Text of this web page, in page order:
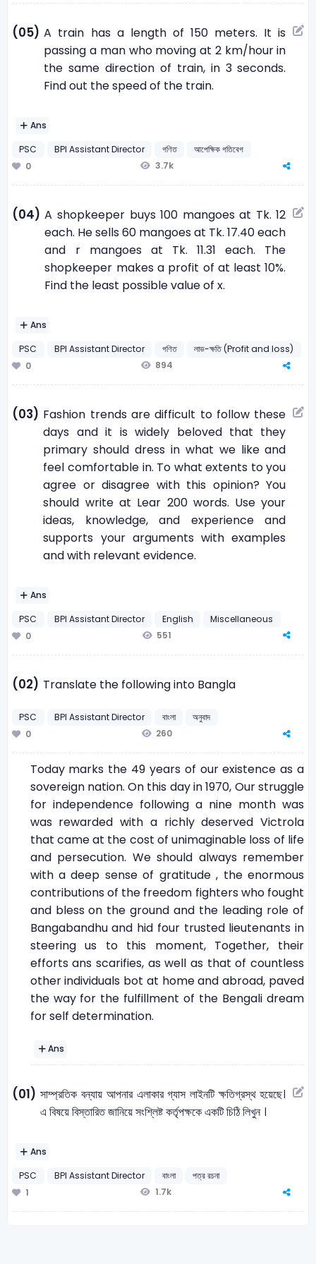
(05) A train has a length of 150 meters. It is
passing a man who moving at 2 km/hour in
the same direction of train, in 3 seconds.
Find out the speed of the train.
Ans
PSC
BPI Assistant Director গণিত
আপেক্ষিক গতিবেগ
0
3.7k
(04) A shopkeeper buys 100 mangoes at Tk. 12
each. He sells 60 mangoes at Tk. 17.40 each
and r mangoes at Tk. 11.31 each. The
shopkeeper makes a profit of at least 10%.
Find the least possible value of x.
Ans
PSC
BPI Assistant Director গণিত
লাভ-ক্ষতি (Profit and loss)
0
894
(03) Fashion trends are difficult to follow these
days and it is widely beloved that they
primary should dress in what we like and
feel comfortable in. To what extents to you
agree or disagree with this opinion? You
should write at Lear 200 words. Use your
ideas, knowledge, and experience and
supports your arguments with examples
and with relevant evidence.
Ans
PSC
BPI Assistant Director English
Miscellaneous
0
551
(02) Translate the following into Bangla
PSC BPI Assistant Director বাংলা
অনুবাদ
0
260
Today marks the 49 years of our existence as a
sovereign nation. On this day in 1970, Our struggle
for independence following a nine month was
was rewarded with a richly deserved Victrola
that came at the cost of unimaginable loss of life
and persecution. We should always remember
with a deep sense of gratitude , the enormous
contributions of the freedom fighters who fought
and bless on the ground and the leading role of
Bangabandhu and hid four trusted lieutenants in
steering us to this moment, Together, their
efforts ans scarifies, as well as that of countless
other individuals bot at home and abroad, paved
the way for the fulfillment of the Bengali dream
for self determination.
Ans
(01) সাম্প্রতিক বন্যায় আপনার এলাকার গ্যাস লাইনটি ক্ষতিগ্রস্থ হয়েছে।
এ বিষয়ে বিস্তারিত জানিয়ে সংশ্লিষ্ট কর্তৃপক্ষকে একটি চিঠি লিখুন ।
Ans
PSC
BPI Assistant Director বাংলা
পত্র রচনা
1
1.7k